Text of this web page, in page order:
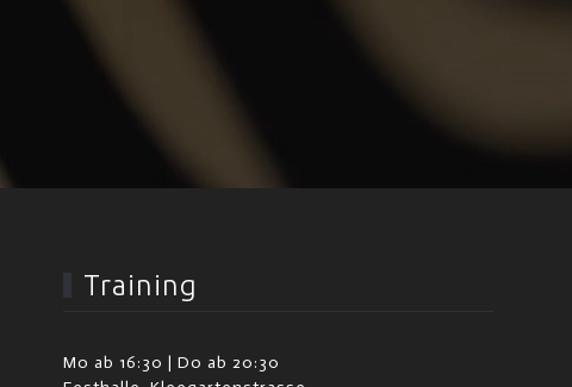
Training
Mo ab 16:30 | Do ab 20:30